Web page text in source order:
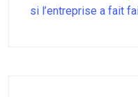
si l’entreprise a fait